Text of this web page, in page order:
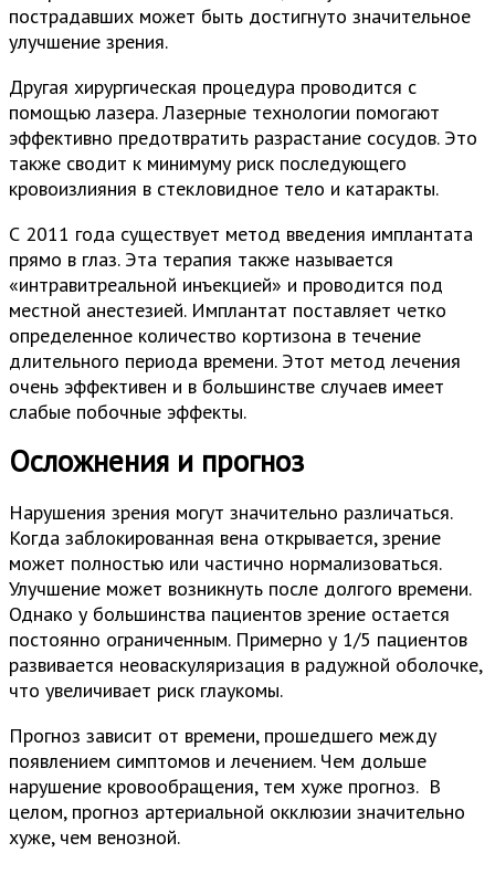
пострадавших может быть достигнуто значительное
улучшение зрения.
Другая хирургическая процедура проводится с
помощью лазера. Лазерные технологии помогают
эффективно предотвратить разрастание сосудов. Это
также сводит к минимуму риск последующего
кровоизлияния в стекловидное тело и катаракты.
С 2011 года существует метод введения имплантата
прямо в глаз. Эта терапия также называется
«интравитреальной инъекцией» и проводится под
местной анестезией. Имплантат поставляет четко
определенное количество кортизона в течение
длительного периода времени. Этот метод лечения
очень эффективен и в большинстве случаев имеет
слабые побочные эффекты.
Осложнения и прогноз
Нарушения зрения могут значительно различаться.
Когда заблокированная вена открывается, зрение
может полностью или частично нормализоваться.
Улучшение может возникнуть после долгого времени.
Однако у большинства пациентов зрение остается
постоянно ограниченным. Примерно у 1/5 пациентов
развивается неоваскуляризация в радужной оболочке,
что увеличивает риск глаукомы.
Прогноз зависит от времени, прошедшего между
появлением симптомов и лечением. Чем дольше
нарушение кровообращения, тем хуже прогноз. В
целом, прогноз артериальной окклюзии значительно
хуже, чем венозной.